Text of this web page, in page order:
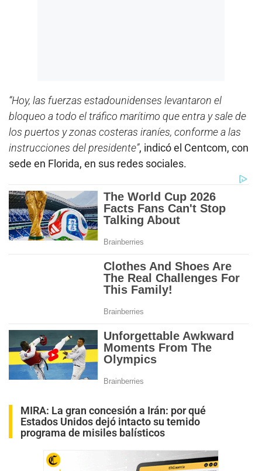
“Hoy, las fuerzas estadounidenses levantaron el
bloqueo a todo el tráfico marítimo que entra y sale de
los puertos y zonas costeras iraníes, conforme a las
instrucciones del presidente”, indicó el Centcom, con
sede en Florida, en sus redes sociales.
MIRA: La gran concesión a Irán: por qué
Estados Unidos dejó intacto su temido
programa de misiles balísticos